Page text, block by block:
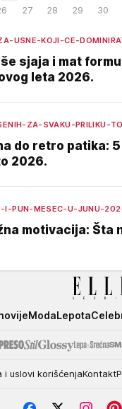
27 28 29 30
USNE-KOJI-CE-
sjaja i mat
leta 2026.
ZA-SVAKU-PRILIKU-
do retro patika:
2026.
I-PUN-MESEC-U-JUNU-
motivacija: Šta
ModaLepota
i uslovi korišćenjaKontakt